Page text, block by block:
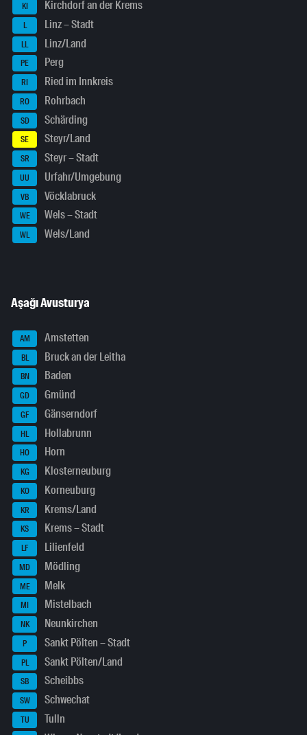
KI Kirchdorf an der Krems
L Linz – Stadt
LL Linz/Land
PE Perg
RI Ried im Innkreis
RO Rohrbach
SD Schärding
SE Steyr/Land
SR Steyr – Stadt
UU Urfahr/Umgebung
VB Vöcklabruck
WE Wels – Stadt
WL Wels/Land
Aşağı Avusturya
AM Amstetten
BL Bruck an der Leitha
BN Baden
GD Gmünd
GF Gänserndorf
HL Hollabrunn
HO Horn
KG Klosterneuburg
KO Korneuburg
KR Krems/Land
KS Krems – Stadt
LF Lilienfeld
MD Mödling
ME Melk
MI Mistelbach
NK Neunkirchen
P Sankt Pölten – Stadt
PL Sankt Pölten/Land
SB Scheibbs
SW Schwechat
TU Tulln